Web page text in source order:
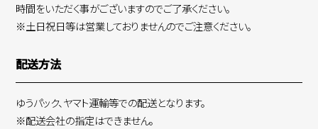
時間をいただく事がございますのでご了承ください。
※土日祝日等は営業しておりませんのでご注意ください。
配送方法
ゆうパック、ヤマト運輸等での配送となります。
※配送会社の指定はできません。